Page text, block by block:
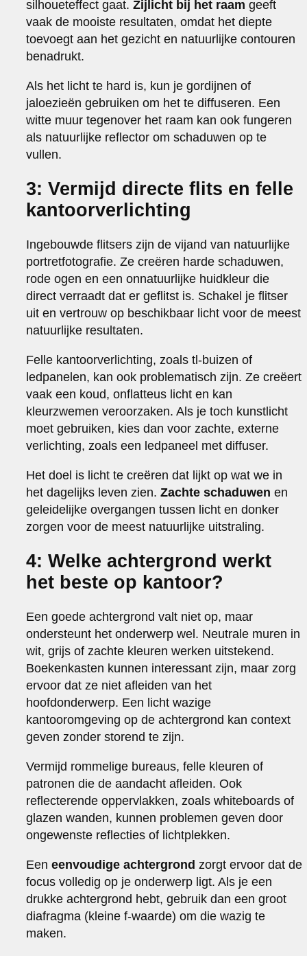
silhoueteffect gaat.Zijlicht bij het raam geeft
vaak de mooiste resultaten, omdat het diepte
toevoegt aan het gezicht en natuurlijke contouren
benadrukt.
Als het licht te hard is, kun je gordijnen of
jaloezieën gebruiken om het te diffuseren. Een
witte muur tegenover het raam kan ook fungeren
als natuurlijke reflector om schaduwen op te
vullen.
3: Vermijd directe flits en felle
kantoorverlichting
Ingebouwde flitsers zijn de vijand van natuurlijke
portretfotografie. Ze creëren harde schaduwen,
rode ogen en een onnatuurlijke huidkleur die
direct verraadt dat er geflitst is. Schakel je flitser
uit en vertrouw op beschikbaar licht voor de meest
natuurlijke resultaten.
Felle kantoorverlichting, zoals tl-buizen of
ledpanelen, kan ook problematisch zijn. Ze creëert
vaak een koud, onflatteus licht en kan
kleurzwemen veroorzaken. Als je toch kunstlicht
moet gebruiken, kies dan voor zachte, externe
verlichting, zoals een ledpaneel met diffuser.
Het doel is licht te creëren dat lijkt op wat we in
het dagelijks leven zien.Zachte schaduwen en
geleidelijke overgangen tussen licht en donker
zorgen voor de meest natuurlijke uitstraling.
4: Welke achtergrond werkt
het beste op kantoor?
Een goede achtergrond valt niet op, maar
ondersteunt het onderwerp wel. Neutrale muren in
wit, grijs of zachte kleuren werken uitstekend.
Boekenkasten kunnen interessant zijn, maar zorg
ervoor dat ze niet afleiden van het
hoofdonderwerp. Een licht wazige
kantooromgeving op de achtergrond kan context
geven zonder storend te zijn.
Vermijd rommelige bureaus, felle kleuren of
patronen die de aandacht afleiden. Ook
reflecterende oppervlakken, zoals whiteboards of
glazen wanden, kunnen problemen geven door
ongewenste reflecties of lichtplekken.
Eeneenvoudige achtergrond zorgt ervoor dat de
focus volledig op je onderwerp ligt. Als je een
drukke achtergrond hebt, gebruik dan een groot
diafragma (kleine f-waarde) om die wazig te
maken.